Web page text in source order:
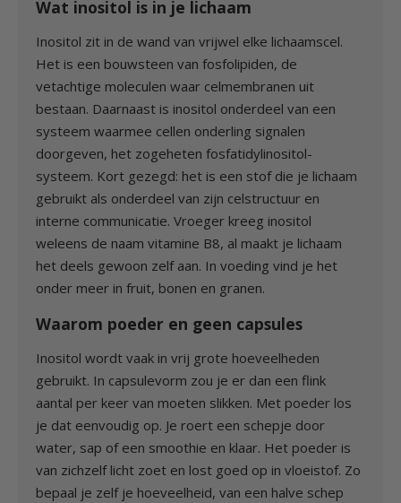
Wat inositol is in je lichaam
Inositol zit in de wand van vrijwel elke lichaamscel.
Het is een bouwsteen van fosfolipiden, de
vetachtige moleculen waar celmembranen uit
bestaan. Daarnaast is inositol onderdeel van een
systeem waarmee cellen onderling signalen
doorgeven, het zogeheten fosfatidylinositol-
systeem. Kort gezegd: het is een stof die je lichaam
gebruikt als onderdeel van zijn celstructuur en
interne communicatie. Vroeger kreeg inositol
weleens de naam vitamine B8, al maakt je lichaam
het deels gewoon zelf aan. In voeding vind je het
onder meer in fruit, bonen en granen.
Waarom poeder en geen capsules
Inositol wordt vaak in vrij grote hoeveelheden
gebruikt. In capsulevorm zou je er dan een flink
aantal per keer van moeten slikken. Met poeder los
je dat eenvoudig op. Je roert een schepje door
water, sap of een smoothie en klaar. Het poeder is
van zichzelf licht zoet en lost goed op in vloeistof. Zo
bepaal je zelf je hoeveelheid, van een halve schep